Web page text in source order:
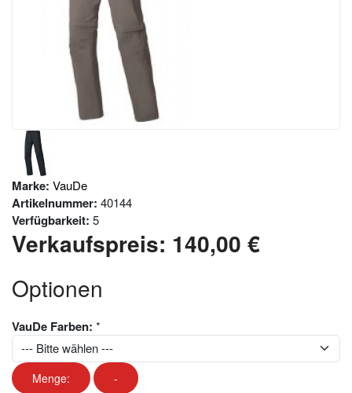
Marke: VauDe
Artikelnummer: 40144
Verfügbarkeit: 5
Verkaufspreis: 140,00 €
Optionen
VauDe Farben: *
Menge: -